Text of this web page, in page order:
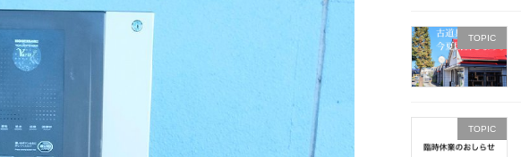
TOPIC
TOPIC